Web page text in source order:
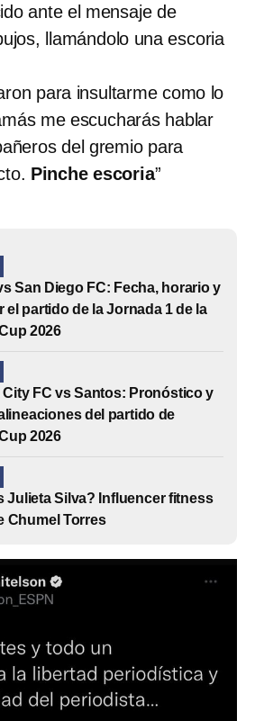
ante el mensaje de
llamándolo una escoria
para insultarme como lo
me escucharás hablar
del gremio para
Pinche escoria”
San Diego FC: Fecha, horario y
el partido de la Jornada 1 de la
2026
City FC vs Santos: Pronóstico y
del partido de
2026
Julieta Silva? Influencer fitness
Chumel Torres